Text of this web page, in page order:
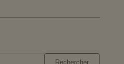
Rechercher